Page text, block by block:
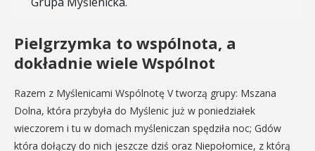
Pielgrzymka to wspólnota, a
dokładnie wiele Wspólnot
Razem z Myślenicami Wspólnotę V tworzą grupy: Mszana
Dolna, która przybyła do Myślenic już w poniedziałek
wieczorem i tu w domach myśleniczan spędziła noc; Gdów
która dołączy do nich jeszcze dziś oraz Niepołomice, z którą